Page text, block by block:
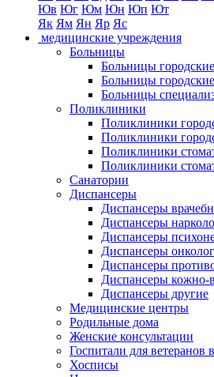
Юв Юг Юм Юн Юп Ют
Як Ям Ян Яр Яс
медицинские учреждения
Больницы
Больницы
Больницы
Больницы
Поликлиники
Поликлиники
Поликлиники
Поликлиники
Поликлиники
Санатории
Диспансеры
Диспансеры
Диспансеры
Диспансеры
Диспансеры
Диспансеры
Диспансеры кожно-
Диспансеры другие
Медицинские центры
Родильные дома
Женские консультации
Госпитали для ветеранов
Хосписы